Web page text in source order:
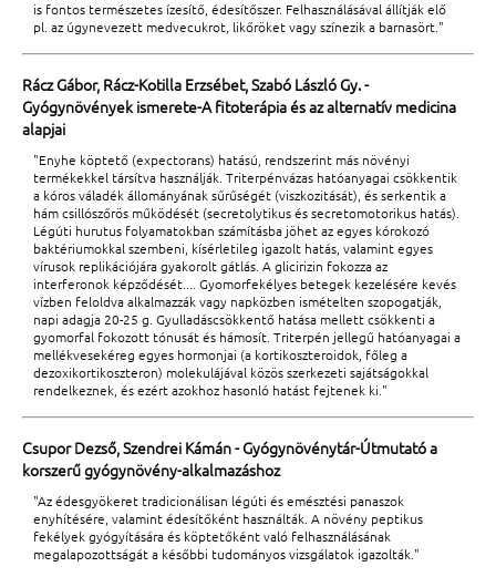
is fontos természetes ízesítő, édesítőszer. Felhasználásával állítják elő
pl. az úgynevezett medvecukrot, likőröket vagy színezik a barnasört."
Rácz Gábor, Rácz-Kotilla Erzsébet, Szabó László Gy. -
Gyógynövények ismerete-A fitoterápia és az alternatív medicina
alapjai
"Enyhe köptető (expectorans) hatású, rendszerint más növényi
termékekkel társítva használják. Triterpénvázas hatóanyagai csökkentik
a kóros váladék állományának sűrűségét (viszkozitását), és serkentik a
hám csillószőrös működését (secretolytikus és secretomotorikus hatás).
Légúti hurutus folyamatokban számításba jöhet az egyes kórokozó
baktériumokkal szembeni, kísérletileg igazolt hatás, valamint egyes
vírusok replikációjára gyakorolt gátlás. A glicirizin fokozza az
interferonok képződését.... Gyomorfekélyes betegek kezelésére kevés
vízben feloldva alkalmazzák vagy napközben ismételten szopogatják,
napi adagja 20-25 g. Gyulladáscsökkentő hatása mellett csökkenti a
gyomorfal fokozott tónusát és hámosít. Triterpén jellegű hatóanyagai a
mellékvesekéreg egyes hormonjai (a kortikoszteroidok, főleg a
dezoxikortikoszteron) molekulájával közös szerkezeti sajátságokkal
rendelkeznek, és ezért azokhoz hasonló hatást fejtenek ki."
Csupor Dezső, Szendrei Kámán - Gyógynövénytár-Útmutató a
korszerű gyógynövény-alkalmazáshoz
"Az édesgyökeret tradicionálisan légúti és emésztési panaszok
enyhítésére, valamint édesítőként használták. A növény peptikus
fekélyek gyógyítására és köptetőként való felhasználásának
megalapozottságát a későbbi tudományos vizsgálatok igazolták."